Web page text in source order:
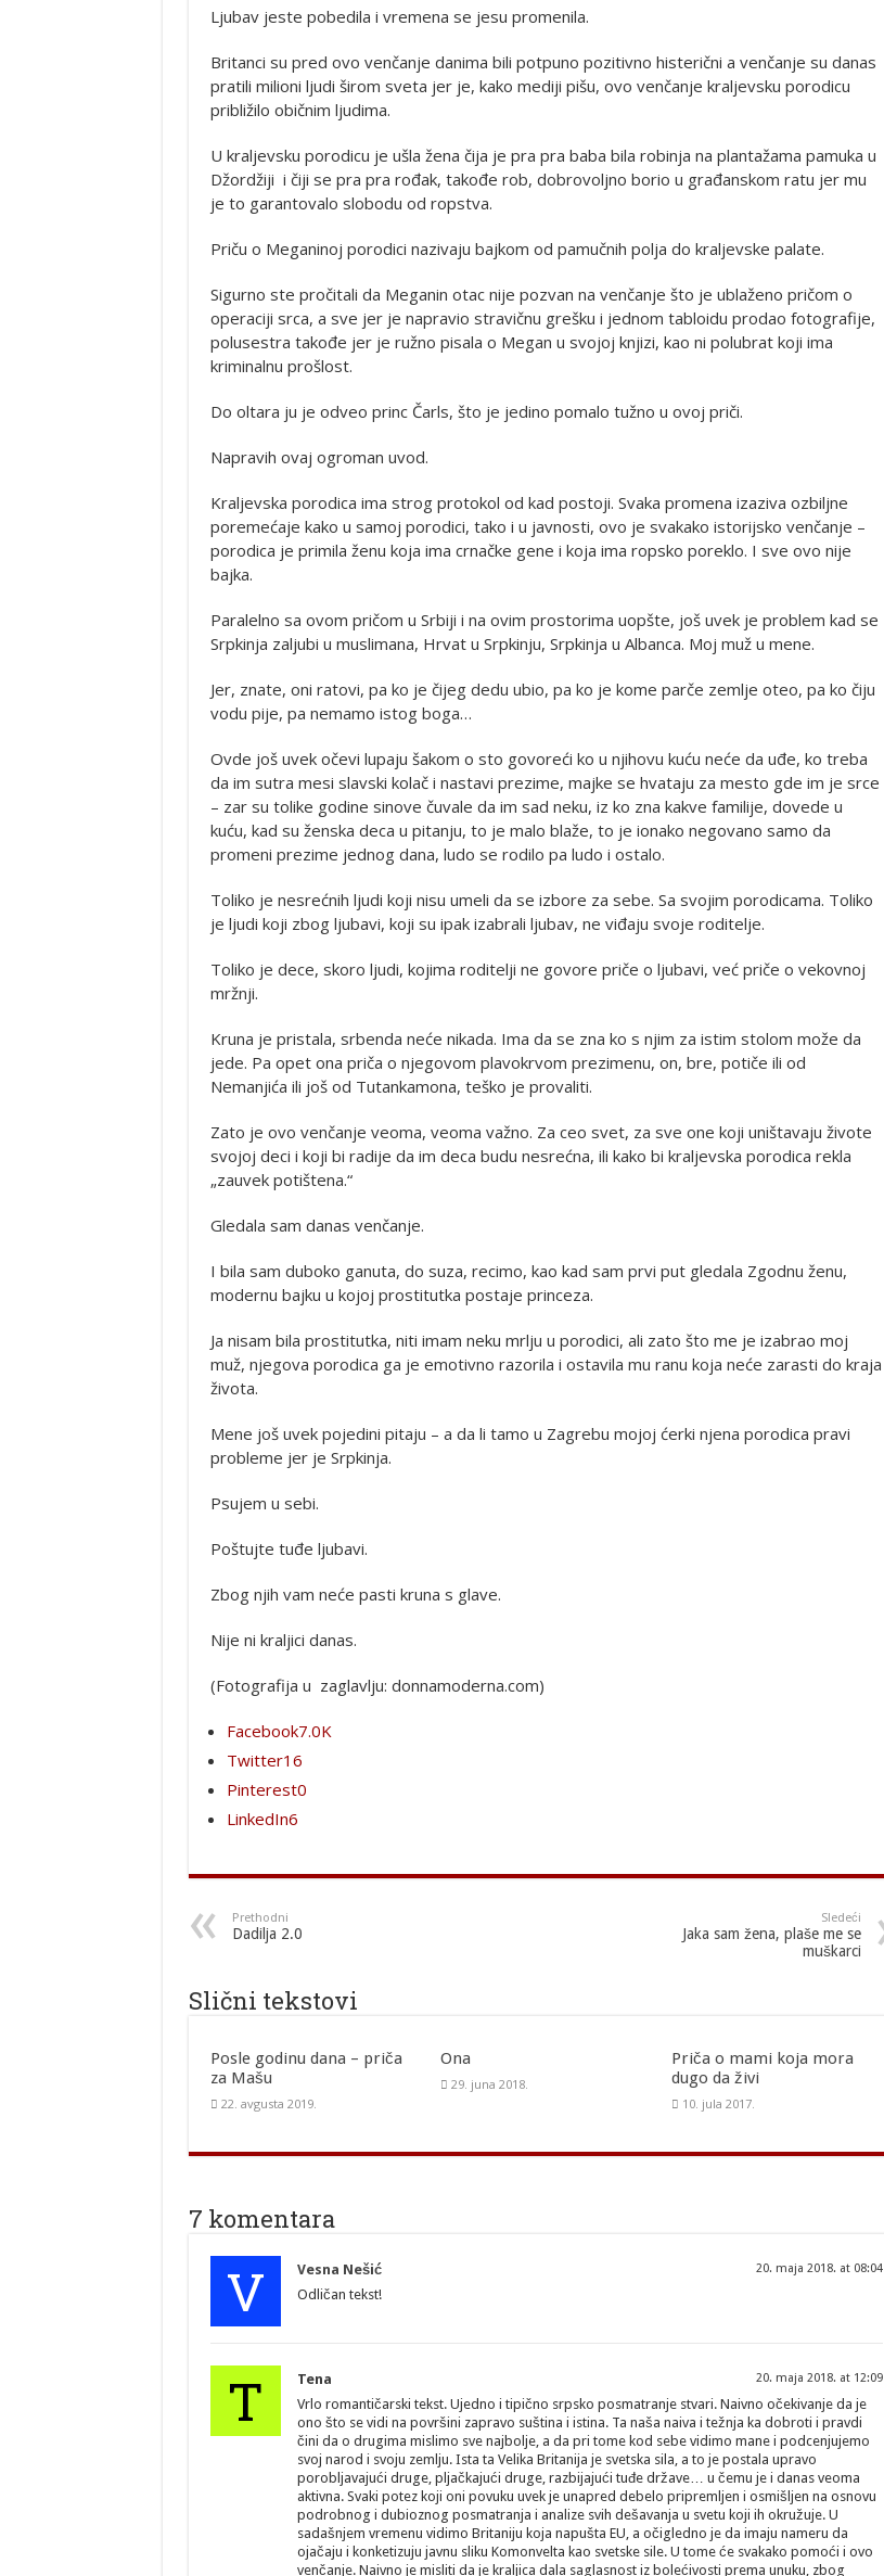
Ljubav jeste pobedila i vremena se jesu promenila.
Britanci su pred ovo venčanje danima bili potpuno pozitivno histerični a venčanje su danas
pratili milioni ljudi širom sveta jer je, kako mediji pišu, ovo venčanje kraljevsku porodicu
približilo običnim ljudima.
U kraljevsku porodicu je ušla žena čija je pra pra baba bila robinja na plantažama pamuka u
Džordžiji i čiji se pra pra rođak, takođe rob, dobrovoljno borio u građanskom ratu jer mu
je to garantovalo slobodu od ropstva.
Priču o Meganinoj porodici nazivaju bajkom od pamučnih polja do kraljevske palate.
Sigurno ste pročitali da Meganin otac nije pozvan na venčanje što je ublaženo pričom o
operaciji srca, a sve jer je napravio stravičnu grešku i jednom tabloidu prodao fotografije,
polusestra takođe jer je ružno pisala o Megan u svojoj knjizi, kao ni polubrat koji ima
kriminalnu prošlost.
Do oltara ju je odveo princ Čarls, što je jedino pomalo tužno u ovoj priči.
Napravih ovaj ogroman uvod.
Kraljevska porodica ima strog protokol od kad postoji. Svaka promena izaziva ozbiljne
poremećaje kako u samoj porodici, tako i u javnosti, ovo je svakako istorijsko venčanje –
porodica je primila ženu koja ima crnačke gene i koja ima ropsko poreklo. I sve ovo nije
bajka.
Paralelno sa ovom pričom u Srbiji i na ovim prostorima uopšte, još uvek je problem kad se
Srpkinja zaljubi u muslimana, Hrvat u Srpkinju, Srpkinja u Albanca. Moj muž u mene.
Jer, znate, oni ratovi, pa ko je čijeg dedu ubio, pa ko je kome parče zemlje oteo, pa ko čiju
vodu pije, pa nemamo istog boga…
Ovde još uvek očevi lupaju šakom o sto govoreći ko u njihovu kuću neće da uđe, ko treba
da im sutra mesi slavski kolač i nastavi prezime, majke se hvataju za mesto gde im je srce
– zar su tolike godine sinove čuvale da im sad neku, iz ko zna kakve familije, dovede u
kuću, kad su ženska deca u pitanju, to je malo blaže, to je ionako negovano samo da
promeni prezime jednog dana, ludo se rodilo pa ludo i ostalo.
Toliko je nesrećnih ljudi koji nisu umeli da se izbore za sebe. Sa svojim porodicama. Toliko
je ljudi koji zbog ljubavi, koji su ipak izabrali ljubav, ne viđaju svoje roditelje.
Toliko je dece, skoro ljudi, kojima roditelji ne govore priče o ljubavi, već priče o vekovnoj
mržnji.
Kruna je pristala, srbenda neće nikada. Ima da se zna ko s njim za istim stolom može da
jede. Pa opet ona priča o njegovom plavokrvom prezimenu, on, bre, potiče ili od
Nemanjića ili još od Tutankamona, teško je provaliti.
Zato je ovo venčanje veoma, veoma važno. Za ceo svet, za sve one koji uništavaju živote
svojoj deci i koji bi radije da im deca budu nesrećna, ili kako bi kraljevska porodica rekla
„zauvek potištena.“
Gledala sam danas venčanje.
I bila sam duboko ganuta, do suza, recimo, kao kad sam prvi put gledala Zgodnu ženu,
modernu bajku u kojoj prostitutka postaje princeza.
Ja nisam bila prostitutka, niti imam neku mrlju u porodici, ali zato što me je izabrao moj
muž, njegova porodica ga je emotivno razorila i ostavila mu ranu koja neće zarasti do kraja
života.
Mene još uvek pojedini pitaju – a da li tamo u Zagrebu mojoj ćerki njena porodica pravi
probleme jer je Srpkinja.
Psujem u sebi.
Poštujte tuđe ljubavi.
Zbog njih vam neće pasti kruna s glave.
Nije ni kraljici danas.
(Fotografija u zaglavlju: donnamoderna.com)
Facebook7.0K
Twitter16
Pinterest0
LinkedIn6
Prethodni
Dadilja 2.0
Sledeći
Jaka sam žena, plaše me se
muškarci
Slični tekstovi
Posle godinu dana – priča
za Mašu
22. avgusta 2019.
Ona
29. juna 2018.
Priča o mami koja mora
dugo da živi
10. jula 2017.
7 komentara
V Vesna Nešić 20. maja 2018. at 08:04
Odličan tekst!
T Tena 20. maja 2018. at 12:09
Vrlo romantičarski tekst. Ujedno i tipično srpsko posmatranje stvari. Naivno očekivanje da je
ono što se vidi na površini zapravo suština i istina. Ta naša naiva i težnja ka dobroti i pravdi
čini da o drugima mislimo sve najbolje, a da pri tome kod sebe vidimo mane i podcenjujemo
svoj narod i svoju zemlju. Ista ta Velika Britanija je svetska sila, a to je postala upravo
porobljavajući druge, pljačkajući druge, razbijajući tuđe države… u čemu je i danas veoma
aktivna. Svaki potez koji oni povuku uvek je unapred debelo pripremljen i osmišljen na osnovu
podrobnog i dubioznog posmatranja i analize svih dešavanja u svetu koji ih okružuje. U
sadašnjem vremenu vidimo Britaniju koja napušta EU, a očigledno je da imaju nameru da
ojačaju i konketizuju javnu sliku Komonvelta kao svetske sile. U tome će svakako pomoći i ovo
venčanje. Naivno je misliti da je kraljica dala saglasnost iz bolećivosti prema unuku, zbog